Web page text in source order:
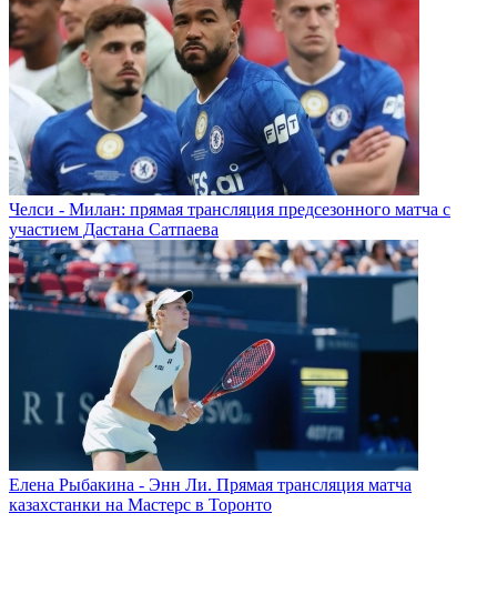
Челси - Милан: прямая трансляция предсезонного матча с
участием Дастана Сатпаева
Елена Рыбакина - Энн Ли. Прямая трансляция матча
казахстанки на Мастерс в Торонто